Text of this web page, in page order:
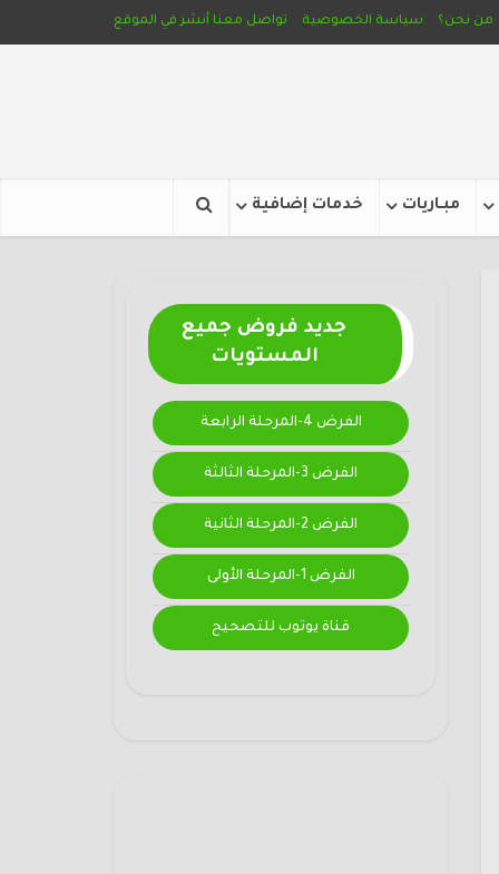
من نحن؟ سياسة الخصوصية تواصل معنا أنشر في الموقع
مبـاريات خدمات إضافية
جديد فروض جميع
المستويات
الفرض 4-المرحلة الرابعة
الفرض 3-المرحلة الثالثة
الفرض 2-المرحلة الثانية
الفرض 1-المرحلة الأولى
قناة يوتوب للتصحيح